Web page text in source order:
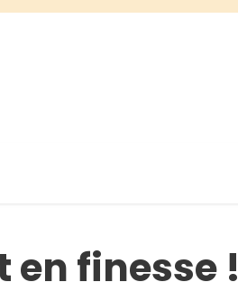
finesse !